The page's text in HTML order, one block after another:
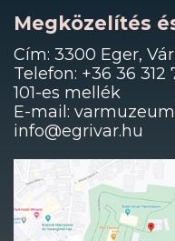
Megközelítés
Cím: 3300 Eger, Vár
Telefon: +36 36 312
101-es mellék
E-mail:
info@egrivar.hu